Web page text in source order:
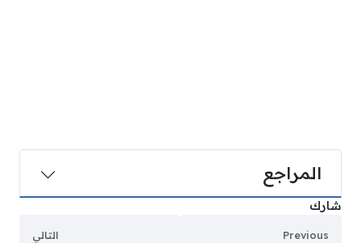
المراجع
شارك
Previous التالي